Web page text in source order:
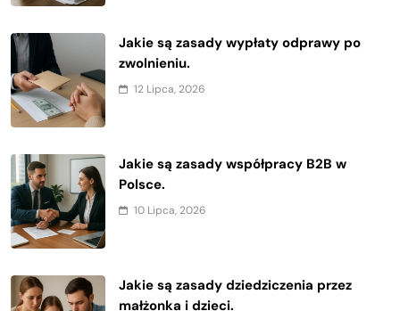
Jakie są zasady wypłaty odprawy po
zwolnieniu.
12 Lipca, 2026
Jakie są zasady współpracy B2B w
Polsce.
10 Lipca, 2026
Jakie są zasady dziedziczenia przez
małżonka i dzieci.